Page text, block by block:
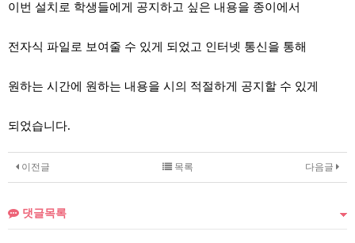
이번 설치로 학생들에게 공지하고 싶은 내용을 종이에서
전자식 파일로 보여줄 수 있게 되었고 인터넷 통신을 통해
원하는 시간에 원하는 내용을 시의 적절하게 공지할 수 있게
되었습니다.
이전글 다음글
목록
댓글목록